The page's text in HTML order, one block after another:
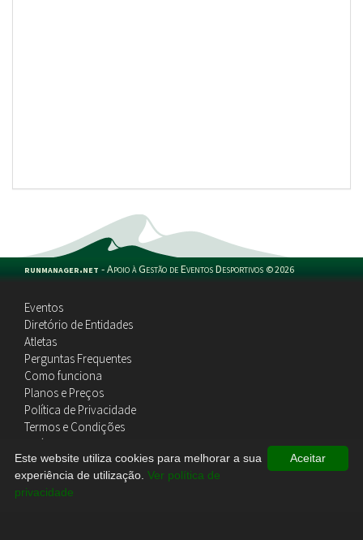
runmanager.net -Apoio à Gestão de Eventos Desportivos ©2026
Eventos
Diretório de Entidades
Atletas
Perguntas Frequentes
Como funciona
Planos e Preços
Política de Privacidade
Termos e Condições
Política de Cookies
Contactos
Aceitar
Este website utiliza cookies para melhorar a sua
experiência de utilização. Ver política de
privacidade